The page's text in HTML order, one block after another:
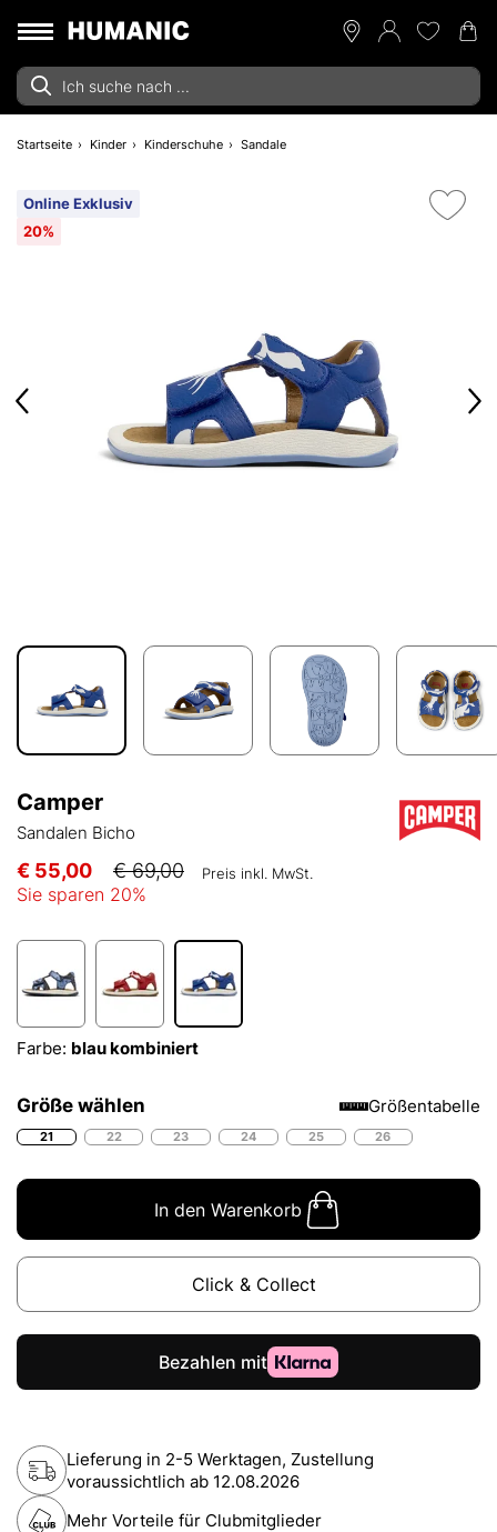
Startseite Kinder Kinderschuhe Sandale
Online Exklusiv
20%
Camper
Sandalen Bicho
€ 55,00 € 69,00 Preis inkl. MwSt.
Sie sparen 20%
Farbe: blau kombiniert
Größe wählen Größentabelle
21 22 23 24 25 26
In den Warenkorb
Click & Collect
Lieferung in 2-5 Werktagen, Zustellung
voraussichtlich ab 12.08.2026
Mehr Vorteile für Clubmitglieder